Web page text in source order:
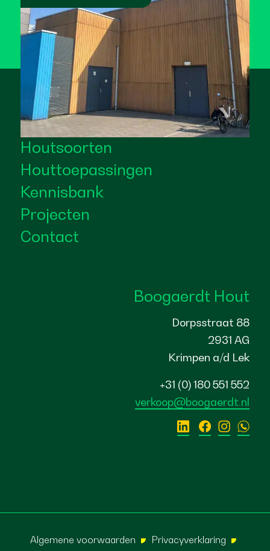
Houtsoorten
Houttoepassingen
Kennisbank
Projecten
Contact
Boogaerdt Hout
Dorpsstraat 88
2931 AG
Krimpen a/d Lek
+31 (0) 180 551 552
verkoop@boogaerdt.nl
Algemene voorwaarden Privacyverklaring